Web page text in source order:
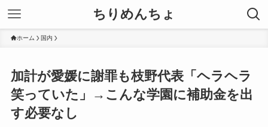
ちりめんちょ
ホーム 国内
加計が愛媛に謝罪も枝野代表「ヘラヘラ
笑っていた」→こんな学園に補助金を出
す必要なし